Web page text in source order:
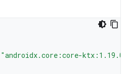
"androidx.core:core-ktx:1.19.0"